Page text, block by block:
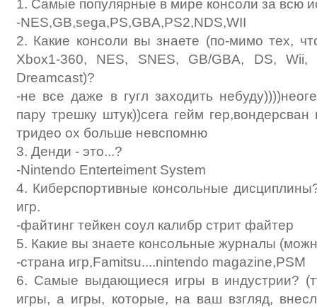
1. Самые популярные в мире консоли за всю
-NES,GB,sega,PS,GBA,PS2,NDS,WII
2. Какие консоли вы знаете (по-мимо тех,
Xbox1-360, NES, SNES, GB/GBA, DS,
Dreamcast)?
-не все даже в гугл заходить
пару трешку штук))сега гейм гер,вондерсван
тридео ох больше невспомню
3. Денди - это...?
-Nintendo Enterteiment System
4. Киберспортивные консольные
игр.
-файтинг тейкен соул калибр стрит файтер
5. Какие вы знаете консольные журналы
-страна игp,Famitsu....nintendo magazine,PSM
6. Самые выдающиеся игры в индустрии?
игры, а игры, которые, на ваш взгляд,